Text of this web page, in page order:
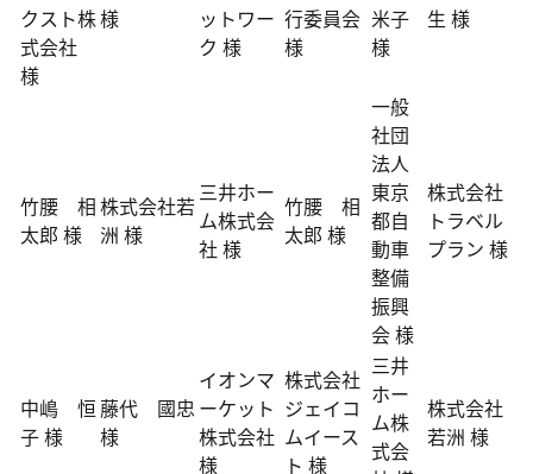
クスト株
式会社
様
様
ットワー
ク 様
行委員会
様
米子
様
生 様
竹腰 相
太郎 様
株式会社若
洲 様
三井ホー
ム株式会
社 様
竹腰 相
太郎 様
一般
社団
法人
東京
都自
動車
整備
振興
会 様
株式会社
トラベル
プラン 様
中嶋 恒
子 様
藤代 國忠
様
イオンマ
ーケット
株式会社
様
株式会社
ジェイコ
ムイース
ト 様
三井
ホー
ム株
式会
株式会社
若洲 様